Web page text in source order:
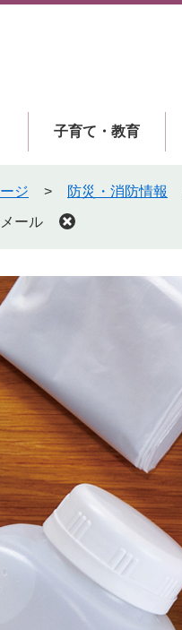
子育て・教育
ジ > 防災・消防情報
ール